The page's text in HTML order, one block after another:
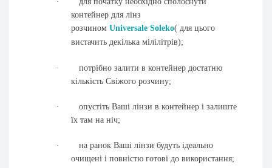
контейнер для лінз
розчином Universale Soleko( для цього
вистачить декілька мілілітрів);
·
потрібно залити в контейнер достатню
кількість Свіжого розчину;
·
опустіть Ваші лінзи в контейнер і залиште
їх там на ніч;
·
на ранок Ваші лінзи будуть ідеально
очищені і повністю готові до використання;